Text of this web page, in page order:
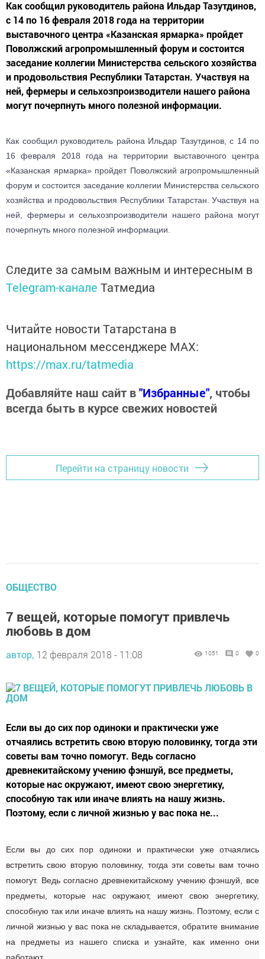
Как сообщил руководитель района Ильдар Тазутдинов,
с 14 по 16 февраля 2018 года на территории
выставочного центра «Казанская ярмарка» пройдет
Поволжский агропромышленный форум и состоится
заседание коллегии Министерства сельского хозяйства
и продовольствия Республики Татарстан. Участвуя на
ней, фермеры и сельхозпроизводители нашего района
могут почерпнуть много полезной информации.
Как сообщил руководитель района Ильдар Тазутдинов, с 14 по
16 февраля 2018 года на территории выставочного центра
«Казанская ярмарка» пройдет Поволжский агропромышленный
форум и состоится заседание коллегии Министерства сельского
хозяйства и продовольствия Республики Татарстан. Участвуя на
ней, фермеры и сельхозпроизводители нашего района могут
почерпнуть много полезной информации.
Следите за самым важным и интересным в
Telegram-канале Татмедиа
Читайте новости Татарстана в
национальном мессенджере MАХ:
https://max.ru/tatmedia
Добавляйте наш сайт в"Избранные", чтобы
всегда быть в курсе свежих новостей
Перейти на страницу новости
ОБЩЕСТВО
7 вещей, которые помогут привлечь
любовь в дом
автор, 12 февраля 2018 - 11:08 1051 0 0
Если вы до сих пор одиноки и практически уже
отчаялись встретить свою вторую половинку, тогда эти
советы вам точно помогут. Ведь согласно
древнекитайскому учению фэншуй, все предметы,
которые нас окружают, имеют свою энергетику,
способную так или иначе влиять на нашу жизнь.
Поэтому, если с личной жизнью у вас пока не...
Если вы до сих пор одиноки и практически уже отчаялись
встретить свою вторую половинку, тогда эти советы вам точно
помогут. Ведь согласно древнекитайскому учению фэншуй, все
предметы, которые нас окружают, имеют свою энергетику,
способную так или иначе влиять на нашу жизнь. Поэтому, если с
личной жизнью у вас пока не складывается, обратите внимание
на предметы из нашего списка и узнайте, как именно они